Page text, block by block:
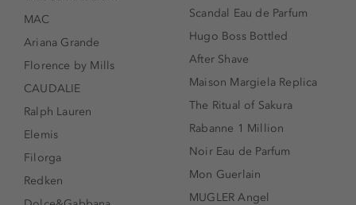
MAC
Ariana Grande
Florence by Mills
CAUDALIE
Ralph Lauren
Elemis
Filorga
Redken
Scandal Eau de Parfum
Hugo Boss Bottled
After Shave
Maison Margiela Replica
The Ritual of Sakura
Rabanne 1 Million
Noir Eau de Parfum
Mon Guerlain
MUGLER Angel